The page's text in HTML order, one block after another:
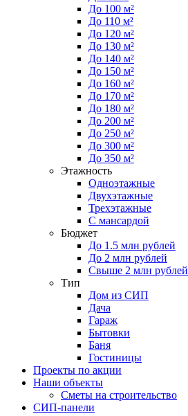
До 100 м²
До 110 м²
До 120 м²
До 130 м²
До 140 м²
До 150 м²
До 160 м²
До 170 м²
До 180 м²
До 200 м²
До 250 м²
До 300 м²
До 350 м²
Этажность
Одноэтажные
Двухэтажные
Трехэтажные
С мансардой
Бюджет
До 1.5 млн рублей
До 2 млн рублей
Свыше 2 млн рублей
Тип
Дом из СИП
Дача
Гараж
Бытовки
Баня
Гостиницы
Проекты по акции
Наши объекты
Сметы на строительство
СИП-панели